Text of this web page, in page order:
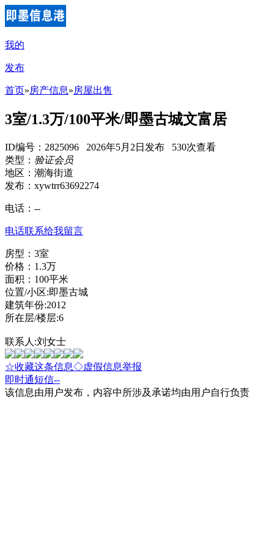
我的
发布
首页»房产信息»房屋出售
3室/1.3万/100平米/即墨古城文富居
ID编号：2825096 2026年5月2日发布 530次查看
类型： 验证会员
地区：潮海街道
发布：xywtrr63692274
电话： --
电话联系给我留言
房型：3室
价格：1.3万
面积：100平米
位置/小区:即墨古城
建筑年份:2012
所在层/楼层:6
联系人:刘女士
☆收藏这条信息◇虚假信息举报
即时通短信--
该信息由用户发布，内容中所涉及承诺均由用户自行负责